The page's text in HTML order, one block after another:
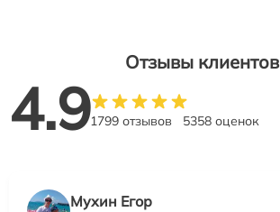
Отзывы клиентов
4.91799 отзывов 5358 оценок
Мухин Егор